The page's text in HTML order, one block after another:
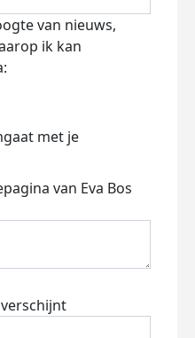
van nieuws,
ik kan
met je
van Eva Bos